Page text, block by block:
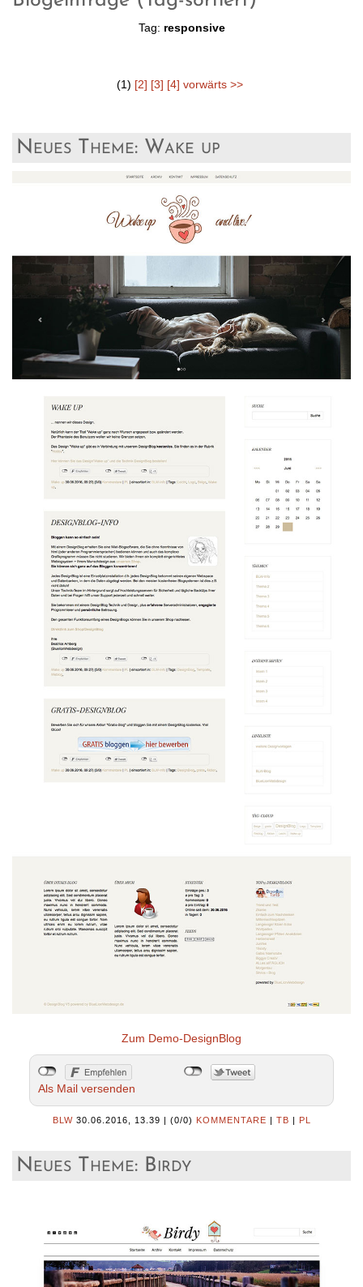
Tag: responsive
(1) [2] [3] [4] vorwärts >>
Neues Theme: Wake up
Zum Demo-DesignBlog
Als Mail versenden
BLW 30.06.2016, 13.39 | (0/0) KOMMENTARE | TB | PL
Neues Theme: Birdy